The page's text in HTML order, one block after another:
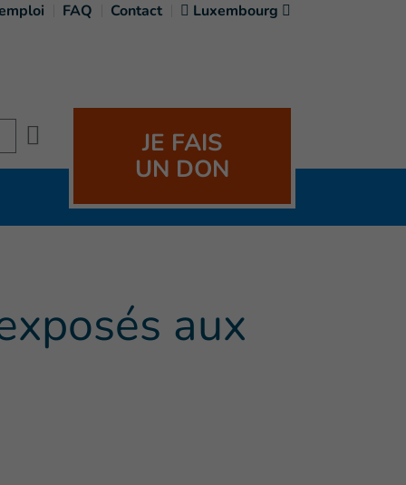
FAQ Contact Luxembourg
JE FAIS
UN DON
aux